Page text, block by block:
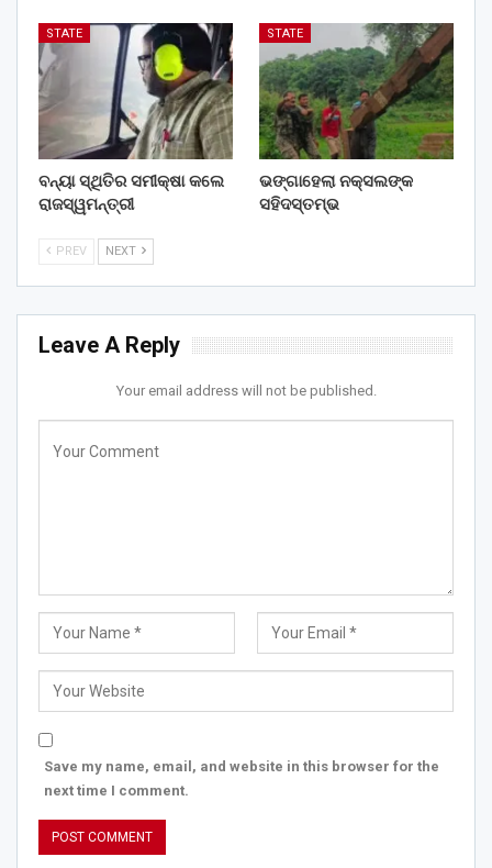
STATE
ବନ୍ୟା ସ୍ଥିତିର ସମୀକ୍ଷା କଲେ
ରାଜସ୍ୱମନ୍ତ୍ରୀ
STATE
ଭଙ୍ଗାହେଲା ନକ୍ସଲଙ୍କ
ସହିଦସ୍ତମ୍ଭ
PREV NEXT
Leave A Reply
Your email address will not be published.
Save my name, email, and website in this browser for the
next time I comment.